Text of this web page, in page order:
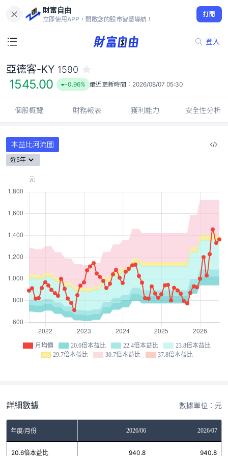
財富自由
立即使用APP，開啟您的股市智慧導航！
打開
登入
1545.00
-0.96%
亞德客-KY 1590
1545.00 -0.96% 最近更新時間： 2026/08/07 05:30
個股概覽 財務報表 獲利能力 安全性分析
本益比河流圖
近5年
月均價 20.6倍本益比 22.4倍本益比
23.8倍本益比
29.7倍本益比
30.7倍本益比 37.8倍本益比
詳細數據 數據單位：元
年度/月份 2026/06 2026/07
20.6倍本益比 940.8 940.8